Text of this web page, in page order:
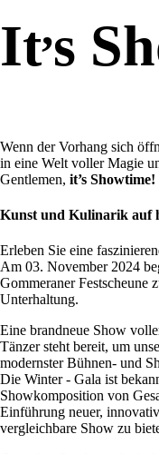
It,s
Wenn der Vorhang sich
in eine Welt voller Magie
Gentlemen, it’s Showtime!
Kunst und Kulinarik auf
Erleben Sie eine
Am 03. November 2024
Gommeraner Festscheune
Unterhaltung.
Eine brandneue Show
Tänzer steht bereit, um
modernster Bühnen- und
Die Winter - Gala ist
Showkomposition von
Einführung neuer,
vergleichbare Show zu